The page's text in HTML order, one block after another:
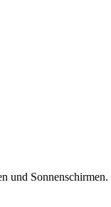
und Sonnenschirmen.